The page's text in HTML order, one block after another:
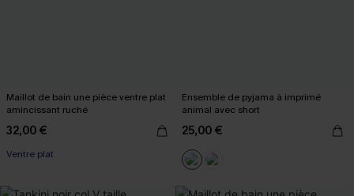
Maillot de bain une pièce ventre plat
amincissant ruché
32,00 €
Ventre plat
Ensemble de pyjama à imprimé
animal avec short
25,00 €